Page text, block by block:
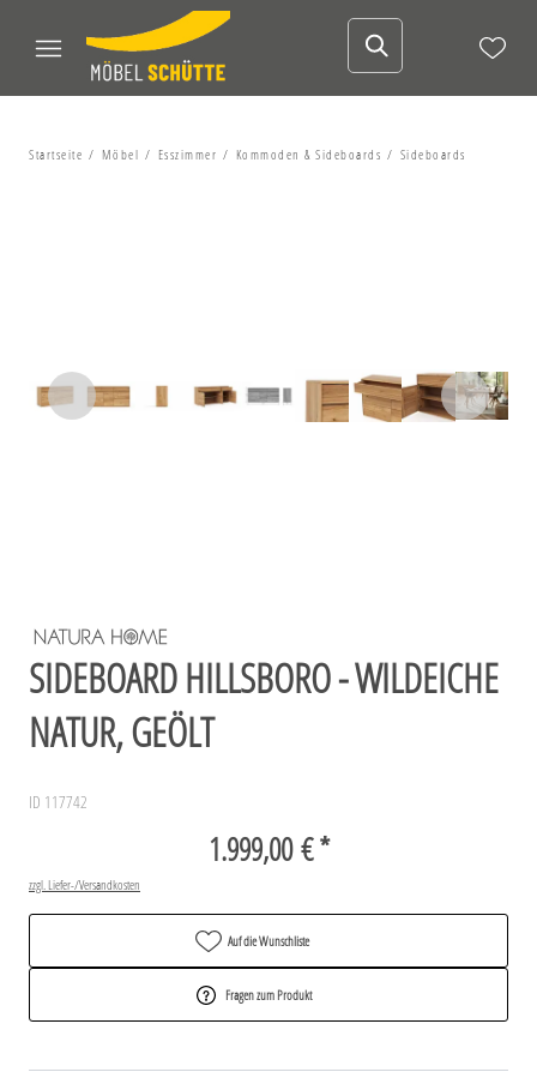
Startseite Möbel Esszimmer Kommoden & Sideboards Sideboards
SIDEBOARD HILLSBORO - WILDEICHE
NATUR, GEÖLT
ID 117742
1.999,00 € *
zzgl. Liefer-/Versandkosten
Auf die Wunschliste
Fragen zum Produkt